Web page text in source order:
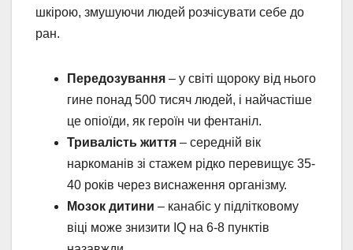
шкірою, змушуючи людей розчісувати себе до
ран.
Передозування – у світі щороку від нього
гине понад 500 тисяч людей, і найчастіше
це опіоїди, як героїн чи фентаніл.
Тривалість життя – середній вік
наркоманів зі стажем рідко перевищує 35-
40 років через виснаження організму.
Мозок дитини – канабіс у підлітковому
віці може знизити IQ на 6-8 пунктів